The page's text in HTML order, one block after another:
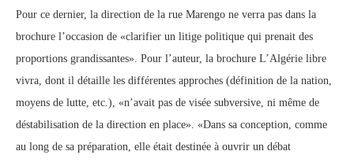
Pour ce dernier, la direction de la rue Marengo ne verra pas dans la
brochure l’occasion de «clarifier un litige politique qui prenait des
proportions grandissantes». Pour l’auteur, la brochure L’Algérie libre
vivra, dont il détaille les différentes approches (définition de la nation,
moyens de lutte, etc.), «n’avait pas de visée subversive, ni même de
déstabilisation de la direction en place». «Dans sa conception, comme
au long de sa préparation, elle était destinée à ouvrir un débat